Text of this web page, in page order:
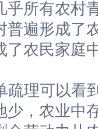
乎所有农村
普遍形成了
了农民家庭
疏理可以看
少，农业中